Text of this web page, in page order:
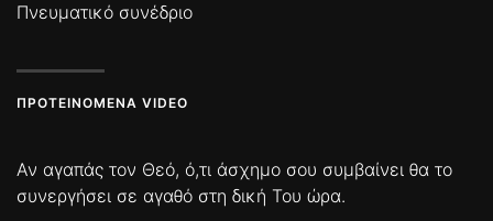
Πνευματικό συνέδριο
ΠΡΟΤΕΙΝΌΜΕΝΑ VIDEO
Αν αγαπάς τον Θεό, ό,τι άσχημο σου συμβαίνει θα το
συνεργήσει σε αγαθό στη δική Του ώρα.